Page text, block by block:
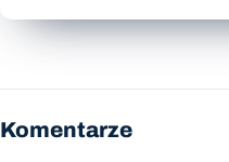
Komentarze